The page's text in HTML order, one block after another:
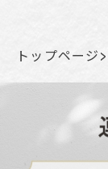
トップページ >